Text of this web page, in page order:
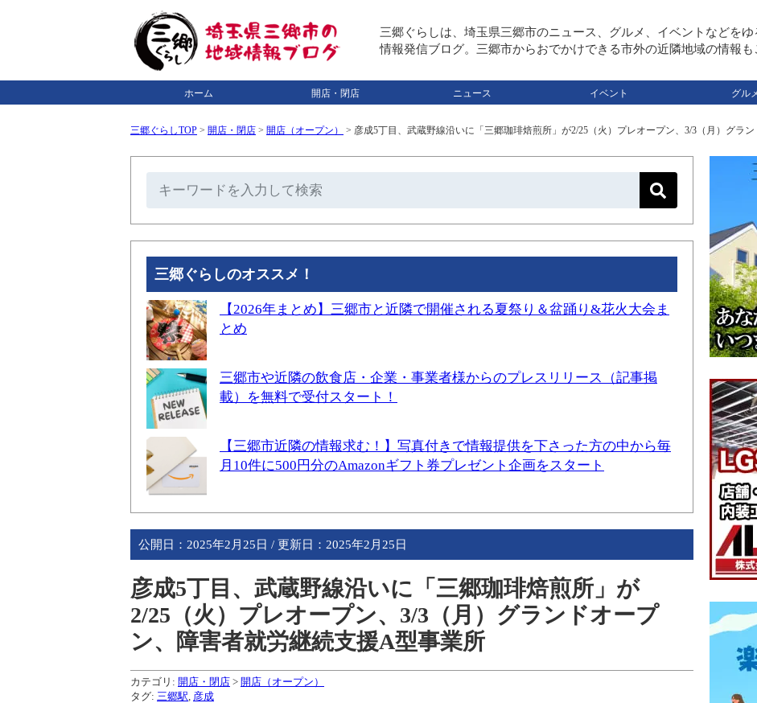
三郷ぐらしは、埼玉県三郷市のニュース、グルメ、イベントなどを
情報発信ブログ。三郷市からおでかけできる市外の近隣地域の情報も
ホーム 開店・閉店 ニュース イベント グル
三郷ぐらしTOP > 開店・閉店 > 開店（オープン） > 彦成5丁目、武蔵野線沿いに「三郷珈琲焙煎所」が2/25（火）プレオープン、3/3（月）グラ
三郷ぐらしのオススメ！
【2026年まとめ】三郷市と近隣で開催される夏祭り＆盆踊り&花火大会ま
とめ
三郷市や近隣の飲食店・企業・事業者様からのプレスリリース（記事掲
載）を無料で受付スタート！
【三郷市近隣の情報求む！】写真付きで情報提供を下さった方の中から毎
月10件に500円分のAmazonギフト券プレゼント企画をスタート
公開日： 2025年2月25日 / 更新日： 2025年2月25日
彦成5丁目、武蔵野線沿いに「三郷珈琲焙煎所」が
2/25（火）プレオープン、3/3（月）グランドオープ
ン、障害者就労継続支援A型事業所
カテゴリ: 開店・閉店 > 開店（オープン）
タグ: 三郷駅 彦成